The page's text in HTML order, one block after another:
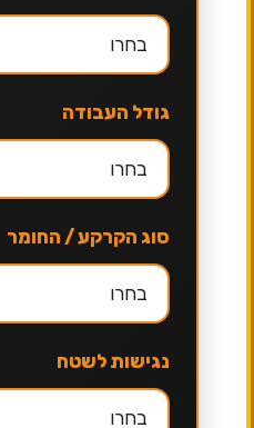
גודל העבודה
סוג הקרקע / החומר
נגישות לשטח